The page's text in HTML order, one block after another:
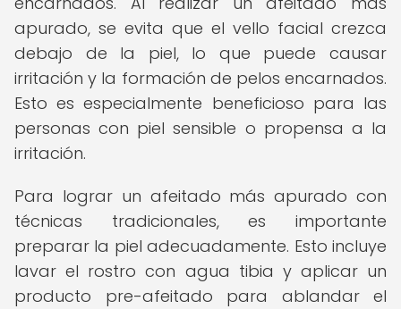
apurado, se evita que el vello facial crezca
debajo de la piel, lo que puede causar
irritación y la formación de pelos encarnados.
Esto es especialmente beneficioso para las
personas con piel sensible o propensa a la
irritación.
Para lograr un afeitado más apurado con
técnicas tradicionales, es importante
preparar la piel adecuadamente. Esto incluye
lavar el rostro con agua tibia y aplicar un
producto pre-afeitado para ablandar el